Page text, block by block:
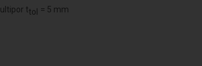
ttol = 5 mm